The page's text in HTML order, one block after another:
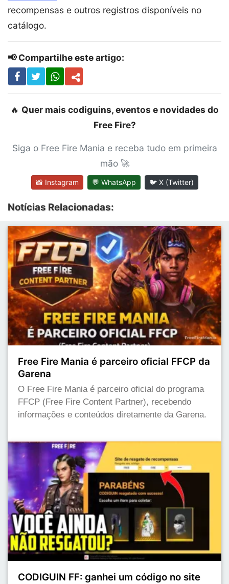
recompensas e outros registros disponíveis no
catálogo.
📢 Compartilhe este artigo:
🔥 Quer mais codiguins, eventos e novidades do
Free Fire?
Siga o Free Fire Mania e receba tudo em primeira
mão 🚀
📸 Instagram 💬 WhatsApp 🐦 X (Twitter)
Notícias Relacionadas:
Free Fire Mania é parceiro oficial FFCP da
Garena
O Free Fire Mania é parceiro oficial do programa
FFCP (Free Fire Content Partner), recebendo
informações e conteúdos diretamente da Garena.
CODIGUIN FF: ganhei um código no site